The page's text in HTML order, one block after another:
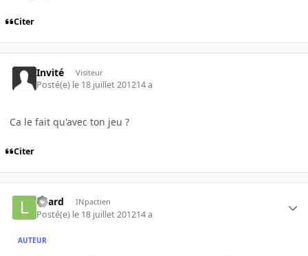
Citer
Invité Visiteur
Posté(e) le 18 juillet 201214 a
Ca le fait qu'avec ton jeu ?
Citer
Loard INpactien
Posté(e) le 18 juillet 201214 a
AUTEUR